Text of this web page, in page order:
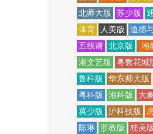
北师大版
苏少版
体育
人美版 道德
五线谱
北京版 湘
湘文艺版
粤教花城
鲁科版
华东师大版
粤科版
湘科版 大
冀少版
沪科技版
陈琳
浙教版 桂美版